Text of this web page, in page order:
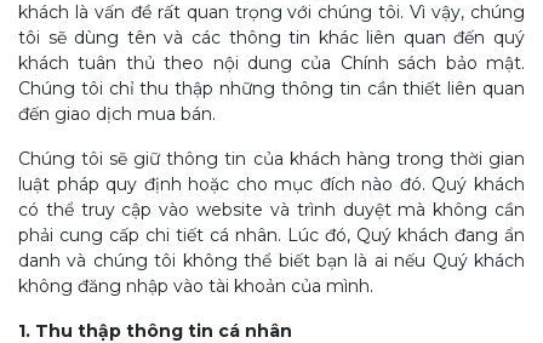
khách là vấn đề rất quan trọng với chúng tôi. Vì vậy, chúng
tôi sẽ dùng tên và các thông tin khác liên quan đến quý
khách tuân thủ theo nội dung của Chính sách bảo mật.
Chúng tôi chỉ thu thập những thông tin cần thiết liên quan
đến giao dịch mua bán.
Chúng tôi sẽ giữ thông tin của khách hàng trong thời gian
luật pháp quy định hoặc cho mục đích nào đó. Quý khách
có thể truy cập vào website và trình duyệt mà không cần
phải cung cấp chi tiết cá nhân. Lúc đó, Quý khách đang ẩn
danh và chúng tôi không thể biết bạn là ai nếu Quý khách
không đăng nhập vào tài khoản của mình.
1. Thu thập thông tin cá nhân